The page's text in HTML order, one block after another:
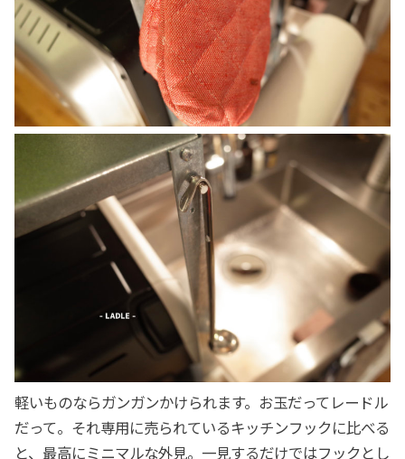
軽いものならガンガンかけられます。お玉だってレードル
だって。それ専用に売られているキッチンフックに比べる
と、最高にミニマルな外見。一見するだけではフックとし